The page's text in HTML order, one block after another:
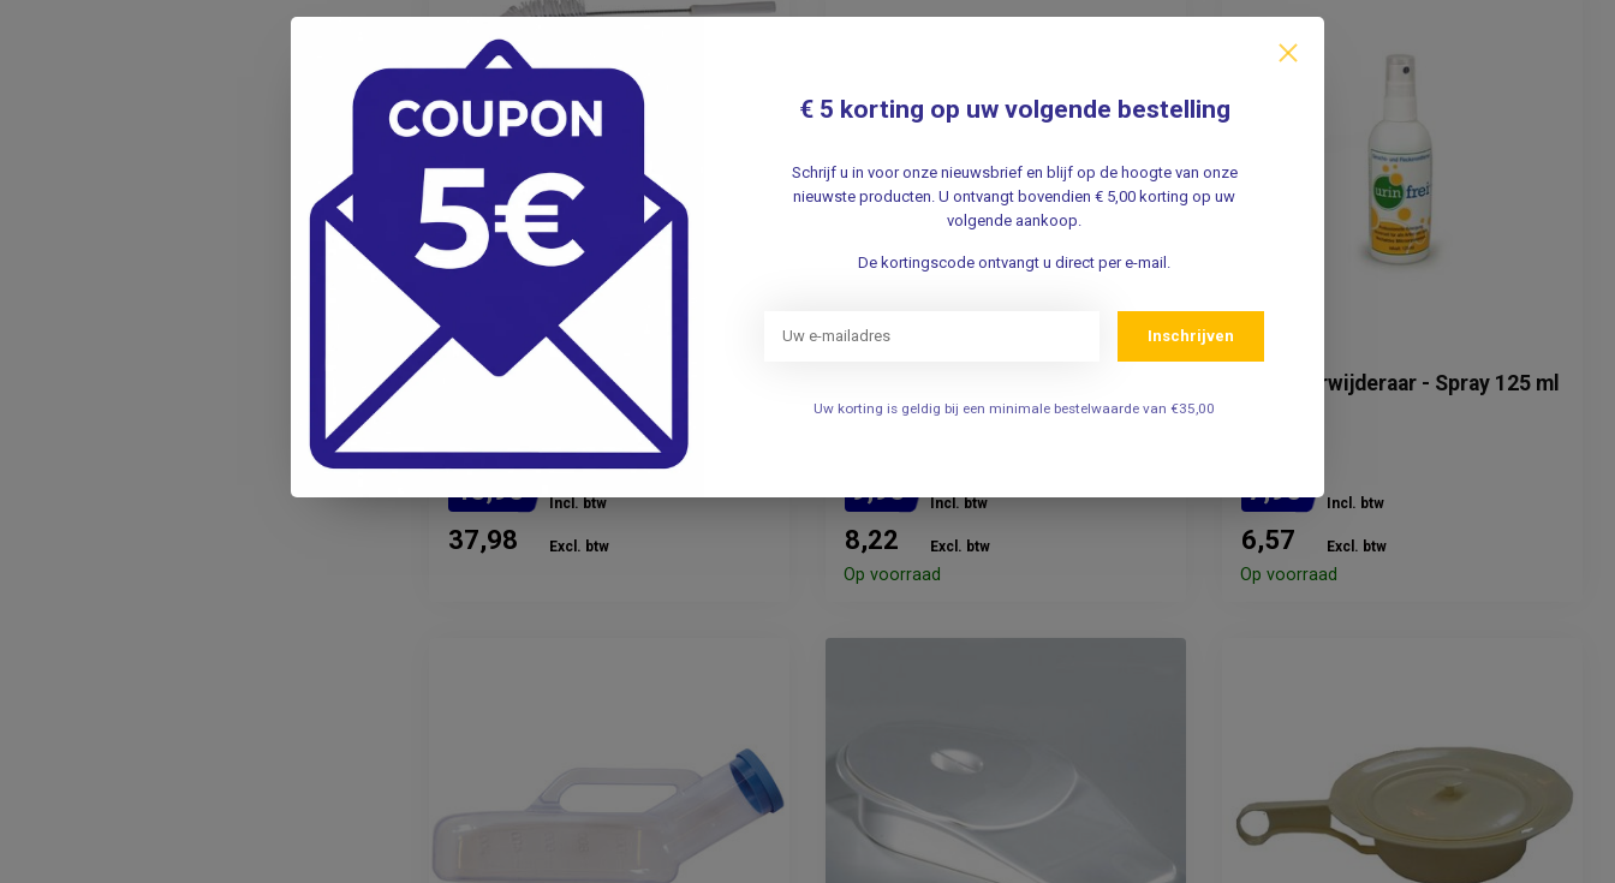
Anti-lek Urinaalset Mannen - met
houder en borstel - Plasfles
45,95 Incl. btw
37,98 Excl. btw
9,95 Incl. btw
8,22 Excl. btw
Op voorraad
URINFREI
Urine verwijderaar - Spray 125 ml
7,95 Incl. btw
6,57 Excl. btw
Op voorraad
€ 5 korting op uw volgende bestelling
Schrijf u in voor onze nieuwsbrief en blijf op de hoogte van onze
nieuwste producten. U ontvangt bovendien € 5,00 korting op uw
volgende aankoop.
De kortingscode ontvangt u direct per e-mail.
Inschrijven
Uw korting is geldig bij een minimale bestelwaarde van €35,00